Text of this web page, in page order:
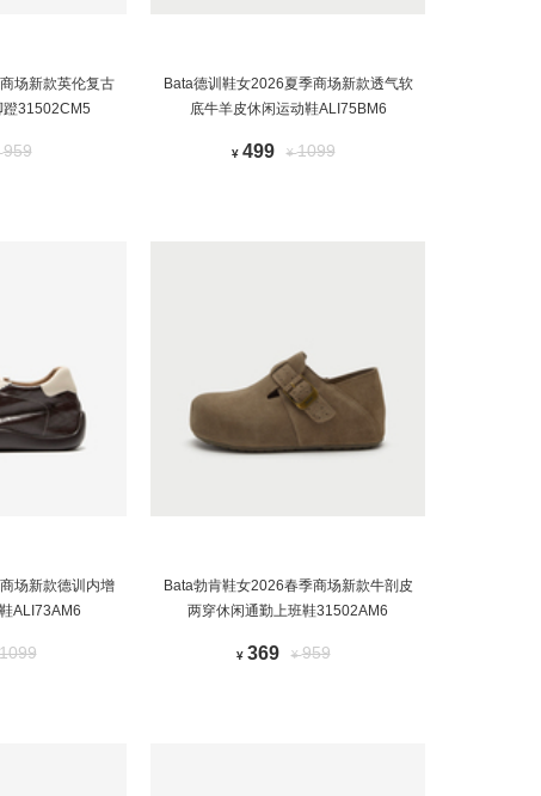
场新款英伦复古
蹬31502CM5
959
Bata德训鞋女2026夏季商场新款透气软
底牛羊皮休闲运动鞋ALI75BM6
¥ 499 ¥1099
场新款德训内增
ALI73AM6
Bata勃肯鞋女2026春季商场新款牛剖皮
两穿休闲通勤上班鞋31502AM6
¥ 369 ¥959